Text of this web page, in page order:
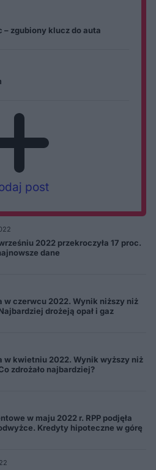
2022 przekroczyła 17 proc.
dane
w czerwcu 2022. Wynik niższy niż
drożeją opał i gaz
w kwietniu 2022. Wynik wyższy niż
zdrożało najbardziej?
w maju 2022 r. RPP podjęła
Kredyty hipoteczne w górę
– zgubiony klucz do auta
post